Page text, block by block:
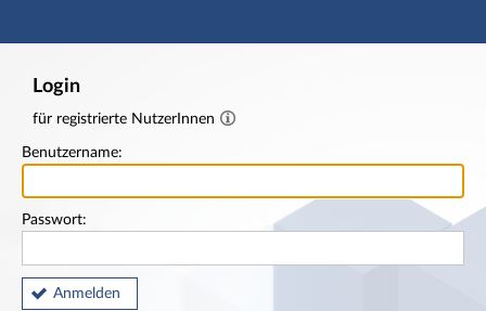
Hauptnavigation
Login
für registrierte NutzerInnen
Benutzername:
Passwort:
Anmelden